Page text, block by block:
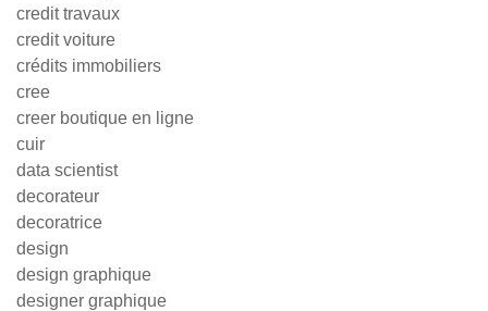
credit travaux
credit voiture
crédits immobiliers
cree
creer boutique en ligne
cuir
data scientist
decorateur
decoratrice
design
design graphique
designer graphique